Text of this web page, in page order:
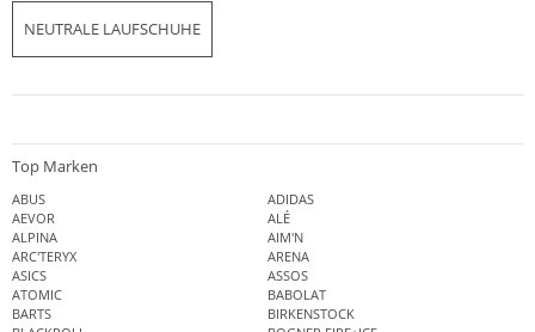
NEUTRALE LAUFSCHUHE
Top Marken
ABUS
ADIDAS
AEVOR
ALÉ
ALPINA
AIM'N
ARC'TERYX
ARENA
ASICS
ASSOS
ATOMIC
BABOLAT
BARTS
BIRKENSTOCK